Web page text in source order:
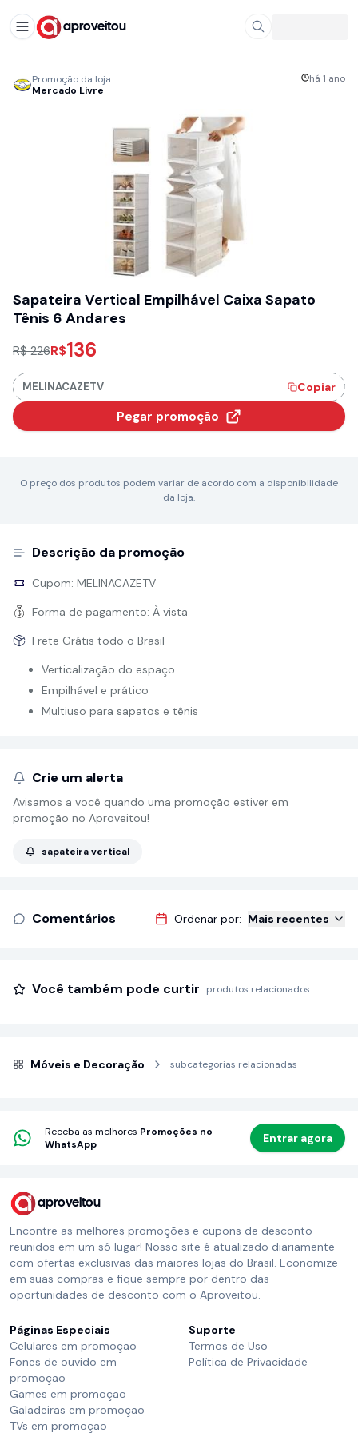
aproveitou
Promoção da loja
Mercado Livre
há 1 ano
Sapateira Vertical Empilhável Caixa Sapato
Tênis 6 Andares
R$ 226R$136
MELINACAZETV Copiar
Pegar promoção
O preço dos produtos podem variar de acordo com a disponibilidade
da loja.
Descrição da promoção
Cupom: MELINACAZETV
Forma de pagamento: À vista
Frete Grátis todo o Brasil
Verticalização do espaço
Empilhável e prático
Multiuso para sapatos e tênis
Crie um alerta
Avisamos a você quando uma promoção estiver em
promoção no Aproveitou!
sapateira vertical
Comentários Ordenar por: Mais recentes
Você também pode curtir produtos relacionados
Móveis e Decoração subcategorias relacionadas
Receba as melhores Promoções no
WhatsApp
Entrar agora
aproveitou
Encontre as melhores promoções e cupons de desconto
reunidos em um só lugar! Nosso site é atualizado diariamente
com ofertas exclusivas das maiores lojas do Brasil. Economize
em suas compras e fique sempre por dentro das
oportunidades de desconto com o Aproveitou.
Páginas Especiais
Celulares em promoção
Fones de ouvido em
promoção
Games em promoção
Galadeiras em promoção
TVs em promoção
Suporte
Termos de Uso
Política de Privacidade